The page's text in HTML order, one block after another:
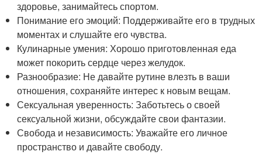
здоровье, занимайтесь спортом.
Понимание его эмоций: Поддерживайте его в трудных
моментах и слушайте его чувства.
Кулинарные умения: Хорошо приготовленная еда
может покорить сердце через желудок.
Разнообразие: Не давайте рутине влезть в ваши
отношения, сохраняйте интерес к новым вещам.
Сексуальная уверенность: Заботьтесь о своей
сексуальной жизни, обсуждайте свои фантазии.
Свобода и независимость: Уважайте его личное
пространство и давайте свободу.